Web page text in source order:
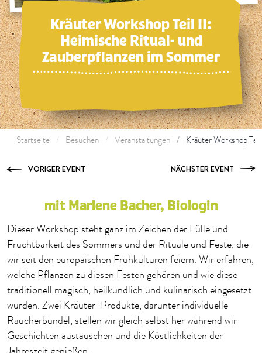
Kräuter Workshop Teil II:
Heimische Ritual- und
Zauberpflanzen im Sommer
Startseite Besuchen Veranstaltungen Kräuter Workshop
VORIGER EVENT NÄCHSTER EVENT
mit Marlene Bacher, Biologin
Dieser Workshop steht ganz im Zeichen der Fülle und
Fruchtbarkeit des Sommers und der Rituale und Feste, die
wir seit den europäischen Frühkulturen feiern. Wir erfahren,
welche Pflanzen zu diesen Festen gehören und wie diese
traditionell magisch, heilkundlich und kulinarisch eingesetzt
wurden. Zwei Kräuter-Produkte, darunter individuelle
Räucherbündel, stellen wir gleich selbst her während wir
Geschichten austauschen und die Köstlichkeiten der